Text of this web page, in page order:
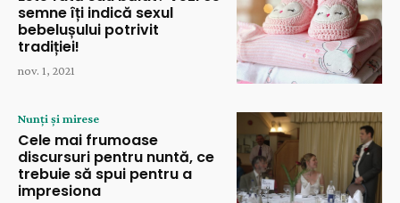
semne îți indică sexul
bebelușului potrivit
tradiției!
nov. 1, 2021
Nunți și mirese
Cele mai frumoase
discursuri pentru nuntă, ce
trebuie să spui pentru a
impresiona